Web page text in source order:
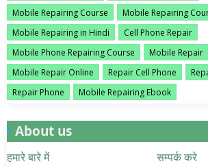
Mobile Repairing Course
Mobile Repairing
Mobile Repairing in Hindi
Cell Phone Repair
Mobile Phone Repairing Course
Mobile Repair
Mobile Repair Online
Repair Cell Phone
Repair Phone
Mobile Repairing Ebook
About us
हमारे बारे में
सम्पर्क करे